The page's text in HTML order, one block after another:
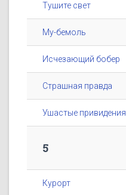
Тушите свет
Му-бемоль
Исчезающий бобер
Страшная правда
Ушастые привидения
5
Курорт